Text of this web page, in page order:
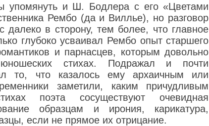
упомянуть и Ш. Бодлера с его «Цветами
Рембо (да и Виллье), но разговор
далеко в сторону, тем более, что главное
глубоко усваивал Рембо опыт старшего
и парнасцев, которым довольно
стихах. Подражал и почти
то, что казалось ему архаичным или
заметили, каким причудливым
поэта сосуществуют очевидная
образцам и ирония, карикатура,
если не прямое их отрицание.